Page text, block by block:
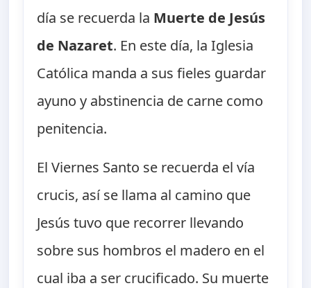
día se recuerda la Muerte de Jesús
de Nazaret. En este día, la Iglesia
Católica manda a sus fieles guardar
ayuno y abstinencia de carne como
penitencia.
El Viernes Santo se recuerda el vía
crucis, así se llama al camino que
Jesús tuvo que recorrer llevando
sobre sus hombros el madero en el
cual iba a ser crucificado. Su muerte